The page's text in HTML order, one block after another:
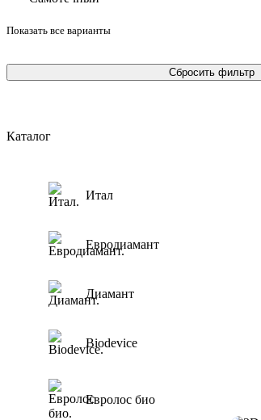
Показать все варианты
Сбросить фильтр
Каталог
Итал
Евродиамант
Диамант
Biodevice
Евролос био